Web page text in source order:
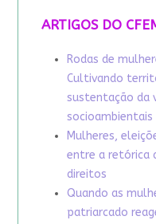
ARTIGOS DO
Rodas de
Cultivando
sustentação da
socioambientais
Mulheres,
entre a retórica
direitos
Quando as
patriarcado